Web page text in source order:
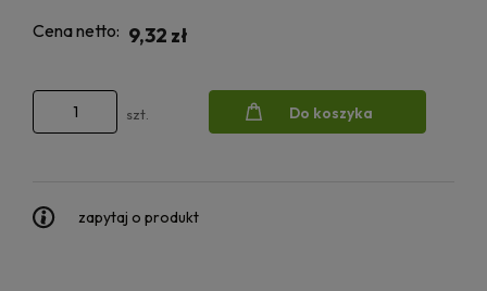
Cena netto: 9,32 zł
szt. Do koszyka
zapytaj o produkt